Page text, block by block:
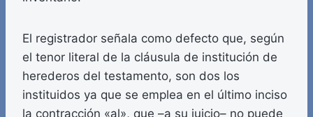
El registrador señala como defecto que, según
el tenor literal de la cláusula de institución de
herederos del testamento, son dos los
instituidos ya que se emplea en el último inciso
la contracción «al», que –a su juicio– no puede